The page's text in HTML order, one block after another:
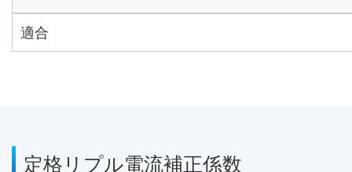
適合
定格リプル電流補正係数